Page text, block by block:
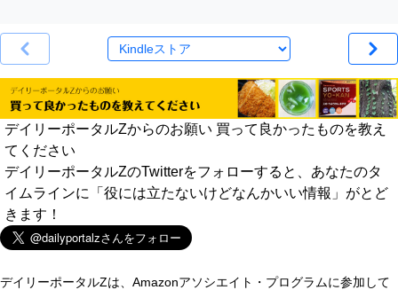
デイリーポータルZからのお願い 買って良かったものを教え
てください
デイリーポータルZのTwitterをフォローすると、あなたのタ
イムラインに「役には立たないけどなんかいい情報」がとど
きます！
デイリーポータルZは、Amazonアソシエイト・プログラムに参加して